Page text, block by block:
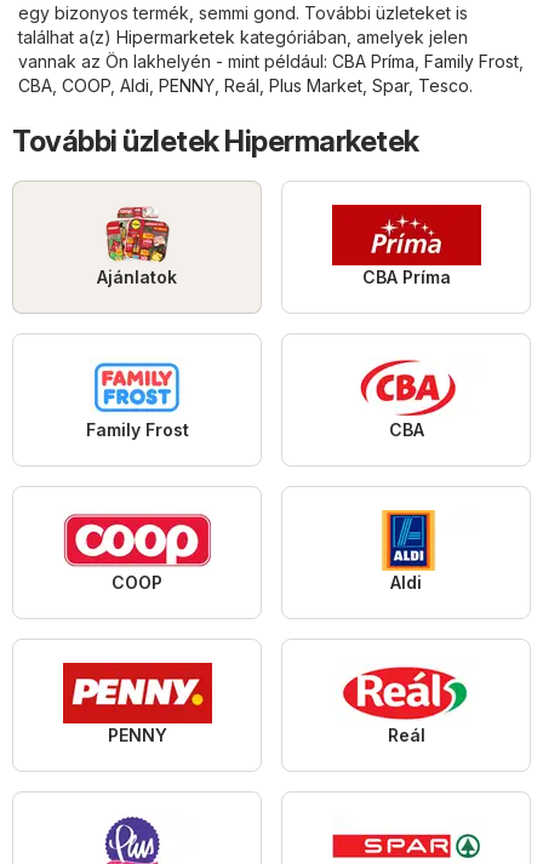
egy bizonyos termék, semmi gond. További üzleteket is
találhat a(z) Hipermarketek kategóriában, amelyek jelen
vannak az Ön lakhelyén - mint például: CBA Príma Family Frost
CBA COOP Aldi PENNY Reál Plus Market Spar, Tesco.
További üzletek Hipermarketek
Ajánlatok CBA Príma
Family Frost CBA
COOP Aldi
PENNY Reál